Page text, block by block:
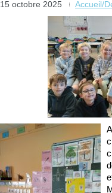
15 octobre 2025 Accueil/